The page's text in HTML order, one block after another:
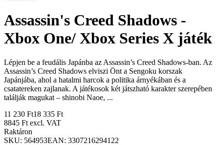
Assassin's Creed Shadows -
Xbox One/ Xbox Series X játék
Lépjen be a feudális Japánba az Assassin’s Creed Shadows-ban. Az
Assassin’s Creed Shadows elviszi Önt a Sengoku korszak
Japánjába, ahol a hatalmi harcok a politika árnyékában és a
csatatereken zajlanak. A játékosok két játszható karakter szerepében
találják magukat – shinobi Naoe, ...
11 230 Ft18 335 Ft
8845 Ft excl. VAT
Raktáron
SKU: 564953EAN: 3307216294122